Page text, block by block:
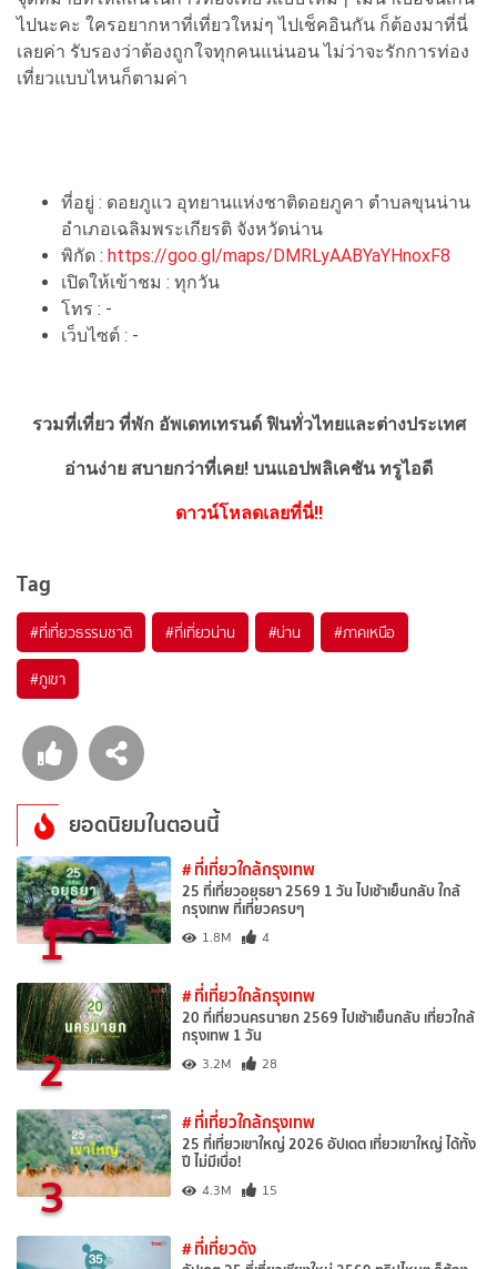
ไปนะคะ ใครอยากหาที่เที่ยวใหม่ๆ ไปเช็คอินกัน ก็ต้องมาที่นี่
เลยค่า รับรองว่าต้องถูกใจทุกคนแน่นอน ไม่ว่าจะรักการท่อง
เที่ยวแบบไหนก็ตามค่า
ที่อยู่ : ดอยภูแว อุทยานแห่งชาติดอยภูคา ตำบลขุนน่าน
อำเภอเฉลิมพระเกียรติ จังหวัดน่าน
พิกัด : https://goo.gl/maps/DMRLyAABYaYHnoxF8
เปิดให้เข้าชม : ทุกวัน
โทร : -
เว็บไซต์ : -
รวมที่เที่ยว ที่พัก อัพเดทเทรนด์ ฟินทั่วไทยและต่างประเทศ
อ่านง่าย สบายกว่าที่เคย! บนแอปพลิเคชัน ทรูไอดี
ดาวน์โหลดเลยที่นี่!!
Tag
#ที่เที่ยวธรรมชาติ #ที่เที่ยวน่าน #น่าน #ภาคเหนือ
#ภูเขา
ยอดนิยมในตอนนี้
1
# ที่เที่ยวใกล้กรุงเทพ
25 ที่เที่ยวอยุธยา 2569 1 วัน ไปเช้าเย็นกลับ ใกล้
กรุงเทพ ที่เที่ยวครบๆ
1.8M 4
2
# ที่เที่ยวใกล้กรุงเทพ
20 ที่เที่ยวนครนายก 2569 ไปเช้าเย็นกลับ เที่ยวใกล้
กรุงเทพ 1 วัน
3.2M 28
3
# ที่เที่ยวใกล้กรุงเทพ
25 ที่เที่ยวเขาใหญ่ 2026 อัปเดต เที่ยวเขาใหญ่ ได้ทั้ง
ปี ไม่มีเบื่อ!
4.3M 15
# ที่เที่ยวดัง